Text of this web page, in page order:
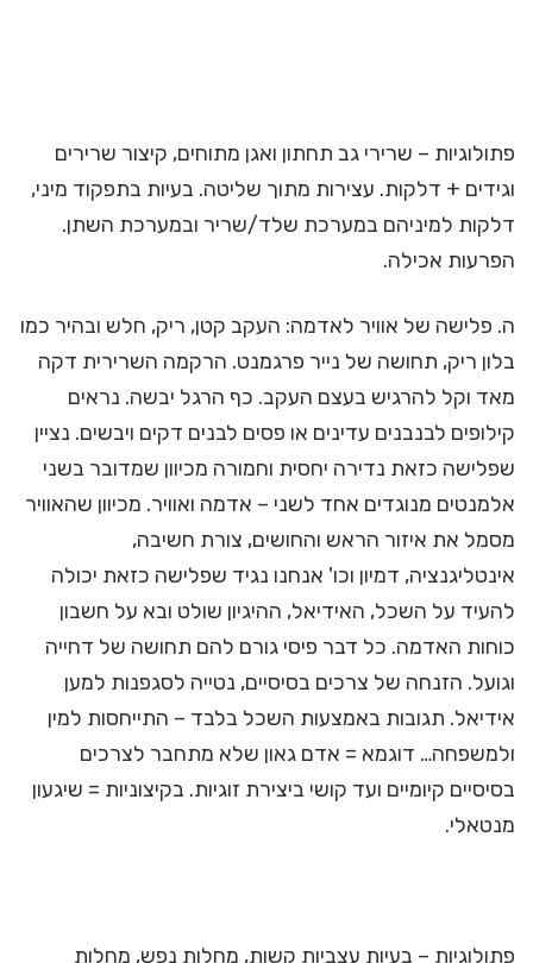
פתולוגיות – שרירי גב תחתון ואגן מתוחים, קיצור שרירים
וגידים + דלקות. עצירות מתוך שליטה. בעיות בתפקוד מיני,
דלקות למיניהם במערכת שלד/שריר ובמערכת השתן.
הפרעות אכילה.
ה. פלישה של אוויר לאדמה: העקב קטן, ריק, חלש ובהיר כמו
בלון ריק, תחושה של נייר פרגמנט. הרקמה השרירית דקה
מאד וקל להרגיש בעצם העקב. כף הרגל יבשה. נראים
קילופים לבנבנים עדינים או פסים לבנים דקים ויבשים. נציין
שפלישה כזאת נדירה יחסית וחמורה מכיוון שמדובר בשני
אלמנטים מנוגדים אחד לשני – אדמה ואוויר. מכיוון שהאוויר
מסמל את איזור הראש והחושים, צורת חשיבה,
אינטליגנציה, דמיון וכו' אנחנו נגיד שפלישה כזאת יכולה
להעיד על השכל, האידיאל, ההיגיון שולט ובא על חשבון
כוחות האדמה. כל דבר פיסי גורם להם תחושה של דחייה
וגועל. הזנחה של צרכים בסיסיים, נטייה לסגפנות למען
אידיאל. תגובות באמצעות השכל בלבד – התייחסות למין
ולמשפחה… דוגמא = אדם גאון שלא מתחבר לצרכים
בסיסיים קיומיים ועד קושי ביצירת זוגיות. בקיצוניות = שיגעון
מנטאלי.
פתולוגיות – בעיות עצביות קשות, מחלות נפש, מחלות